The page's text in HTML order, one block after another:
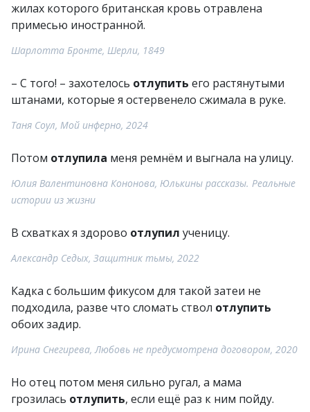
жилах которого британская кровь отравлена
примесью иностранной.
Шарлотта Бронте, Шерли, 1849
– С того! – захотелось отлупить его растянутыми
штанами, которые я остервенело сжимала в руке.
Таня Соул, Мой инферно, 2024
Потом отлупила меня ремнём и выгнала на улицу.
Юлия Валентиновна Кононова, Юлькины рассказы. Реальные
истории из жизни
В схватках я здорово отлупил ученицу.
Александр Седых, Защитник тьмы, 2022
Кадка с большим фикусом для такой затеи не
подходила, разве что сломать ствол отлупить
обоих задир.
Ирина Снегирева, Любовь не предусмотрена договором, 2020
Но отец потом меня сильно ругал, а мама
грозилась отлупить, если ещё раз к ним пойду.